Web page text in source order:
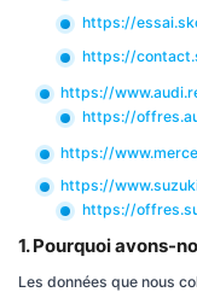
https://
https://
https://
https://
https://
https://
https://
1. Pourquoi avons-
Les données que nous